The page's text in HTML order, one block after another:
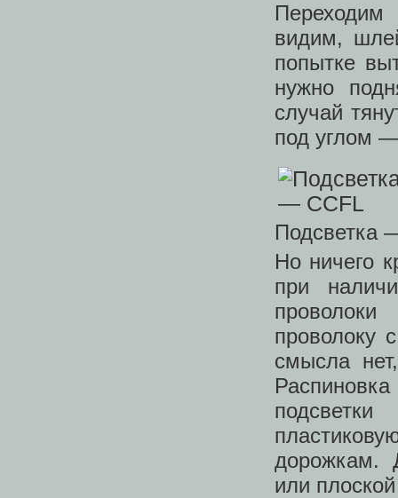
видим,
попытке
нужно
случай
под углом
Подсветка
Но ничего
при
проволоку
смысла
дорожкам.
или